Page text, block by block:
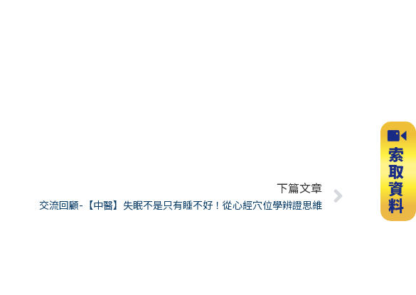
下篇文章
交流回顧-【中醫】失眠不是只有睡不好！從心經穴位學辨證思維 Next